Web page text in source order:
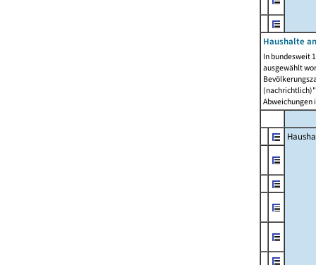
Haushalte
In bundesweit
ausgewählt
Abweichungen